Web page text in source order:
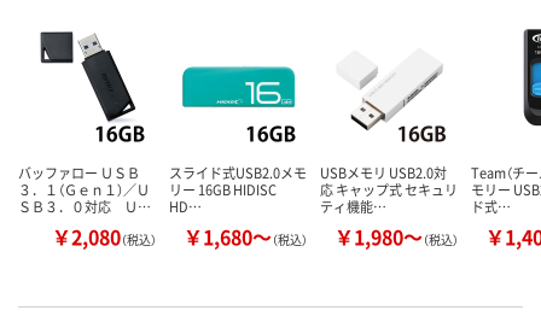
バッファロー ＵＳＢ
３．１（Ｇｅｎ１）／Ｕ
ＳＢ３．０対応 Ｕ…
￥2,080（税込）
スライド式USB2.0メモ
リー 16GB HIDISC
HD…
￥1,680～（税込）
USBメモリ USB2.0対
応 キャップ式 セキュリ
ティ機能…
￥1,980～（税込）
Team（チ
モリー
ド式…
￥